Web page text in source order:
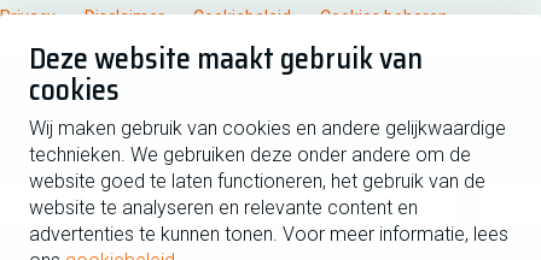
Deze website maakt gebruik van
cookies
Wij maken gebruik van cookies en andere gelijkwaardige
technieken. We gebruiken deze onder andere om de
website goed te laten functioneren, het gebruik van de
website te analyseren en relevante content en
advertenties te kunnen tonen. Voor meer informatie, lees
Privacy Disclaimer Cookiebeleid Cookies beheren
Schrijf je in voor de nieuwsbrief
Voornaam
Achternaam